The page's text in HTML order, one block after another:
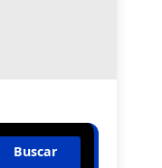
Buscar